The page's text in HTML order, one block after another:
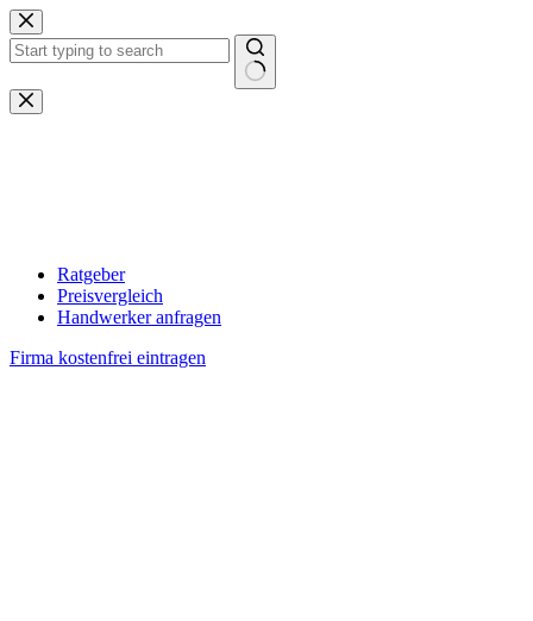
Zum
Inhalt
springen
Keine
Ergebnisse
Ratgeber
Preisvergleich
Handwerker anfragen
Firma kostenfrei eintragen